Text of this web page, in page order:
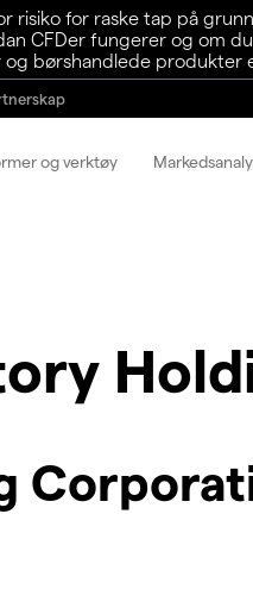
risiko for raske tap på
CFDer fungerer og om
børshandlede produkter
og verktøy